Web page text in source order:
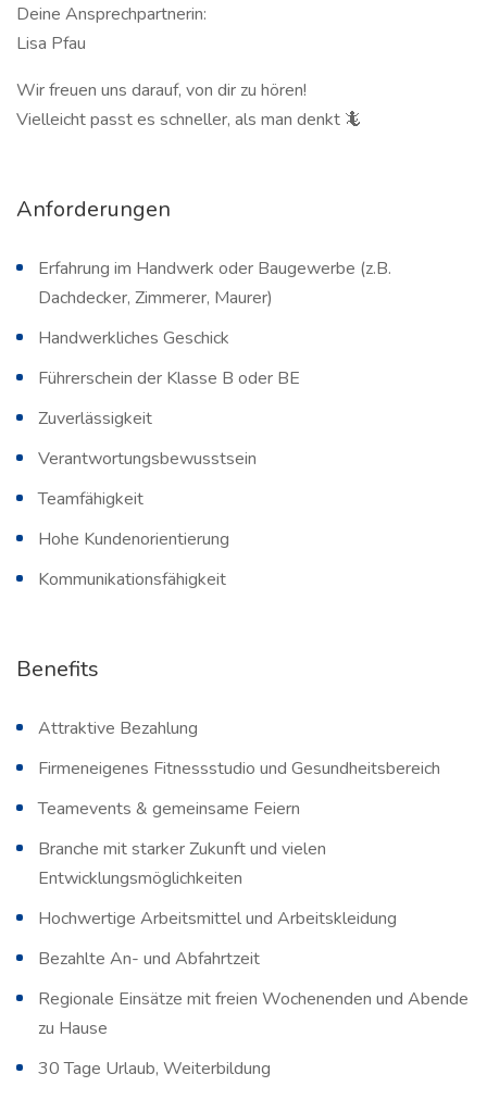
Deine Ansprechpartnerin:
Lisa Pfau
Wir freuen uns darauf, von dir zu hören!
Vielleicht passt es schneller, als man denkt 🦎
Anforderungen
Erfahrung im Handwerk oder Baugewerbe (z.B.
Dachdecker, Zimmerer, Maurer)
Handwerkliches Geschick
Führerschein der Klasse B oder BE
Zuverlässigkeit
Verantwortungsbewusstsein
Teamfähigkeit
Hohe Kundenorientierung
Kommunikationsfähigkeit
Benefits
Attraktive Bezahlung
Firmeneigenes Fitnessstudio und Gesundheitsbereich
Teamevents & gemeinsame Feiern
Branche mit starker Zukunft und vielen
Entwicklungsmöglichkeiten
Hochwertige Arbeitsmittel und Arbeitskleidung
Bezahlte An- und Abfahrtzeit
Regionale Einsätze mit freien Wochenenden und Abende
zu Hause
30 Tage Urlaub, Weiterbildung